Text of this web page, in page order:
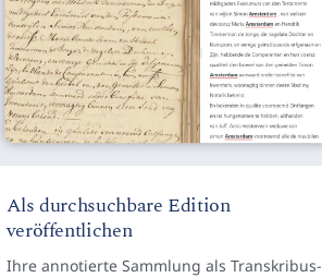
Als durchsuchbare Edition
veröffentlichen
Ihre annotierte Sammlung als Transkribus-